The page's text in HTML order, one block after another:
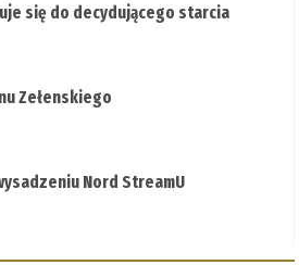
się do decydującego starcia
Zełenskiego
Nord StreamU